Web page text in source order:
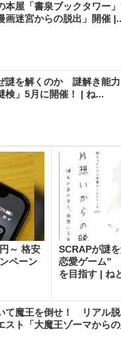
本屋「書泉ブックタワー
画迷宮からの脱出」開催
謎を解くのか 謎解き能
検」5月に開催！ | ね...
～ 格安
ペーン
SCRAPが謎
恋愛ゲーム”
を目指す | ね
て魔王を倒せ！ リアル脱
スト「大魔王ゾーマから